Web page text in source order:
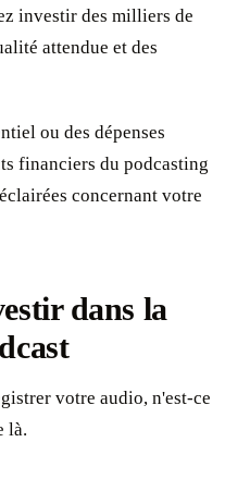
investir des milliers de
attendue et des
ou des dépenses
financiers du podcasting
concernant votre
dans la
votre audio, n'est-ce
là.